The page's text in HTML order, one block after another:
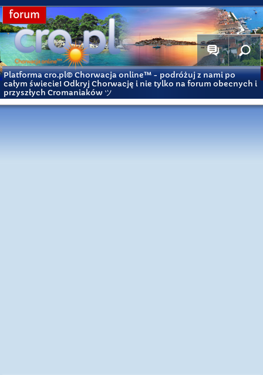
forum
Platforma cro.pl© Chorwacja online™ - podróżuj z nami po
całym świecie! Odkryj Chorwację i nie tylko na forum obecnych i
przyszłych Cromaniaków ツ